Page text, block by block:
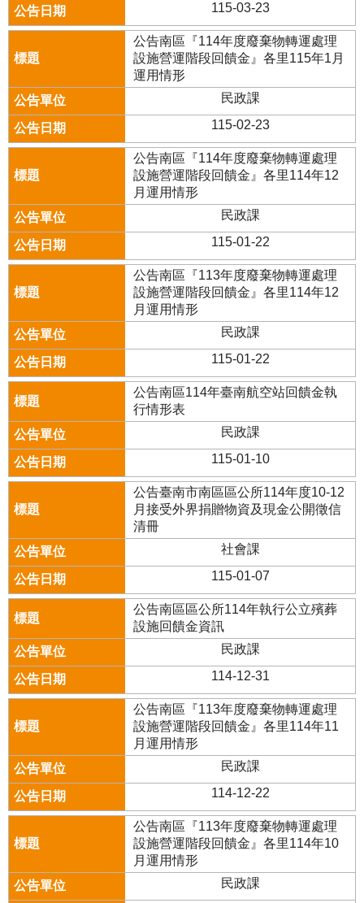
115-03-23
公告南區『114年度廢棄物轉運處理
設施營運階段回饋金』各里115年1月
運用情形
民政課
115-02-23
公告南區『114年度廢棄物轉運處理
設施營運階段回饋金』各里114年12
月運用情形
民政課
115-01-22
公告南區『113年度廢棄物轉運處理
設施營運階段回饋金』各里114年12
月運用情形
民政課
115-01-22
公告南區114年臺南航空站回饋金執
行情形表
民政課
115-01-10
公告臺南市南區區公所114年度10-12
月接受外界捐贈物資及現金公開徵信
清冊
社會課
115-01-07
公告南區區公所114年執行公立殯葬
設施回饋金資訊
民政課
114-12-31
公告南區『113年度廢棄物轉運處理
設施營運階段回饋金』各里114年11
月運用情形
民政課
114-12-22
公告南區『113年度廢棄物轉運處理
設施營運階段回饋金』各里114年10
月運用情形
民政課